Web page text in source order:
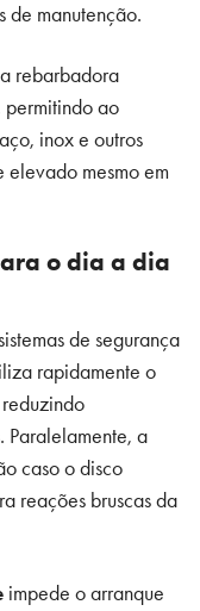
de manutenção.
rebarbadora
permitindo ao
inox e outros
elevado mesmo em
o dia a dia
de segurança
rapidamente o
Paralelamente, a
caso o disco
reações bruscas da
impede o arranque